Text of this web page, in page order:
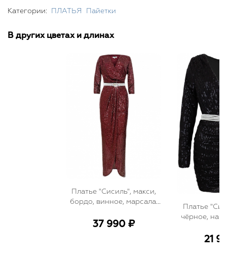
Категории: ПЛАТЬЯ Пайетки
В других цветах и длинах
Платье "Сисиль", макси,
бордо, винное, марсала,
жемчуга, пайетки
37 990 ₽
Платье
чёрное, на
21